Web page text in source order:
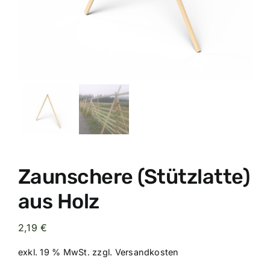
Zaunschere (Stützlatte)
aus Holz
2,19€
exkl. 19 % MwSt. zzgl. Versandkosten